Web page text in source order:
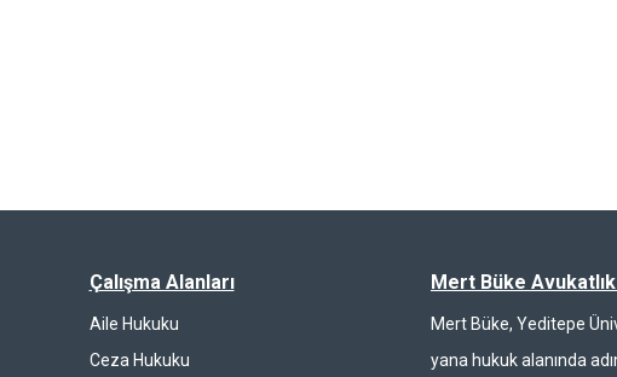
Çalışma Alanları
Aile Hukuku
Ceza Hukuku
Mert Büke
Mert Büke, Yeditepe
yana hukuk alanında